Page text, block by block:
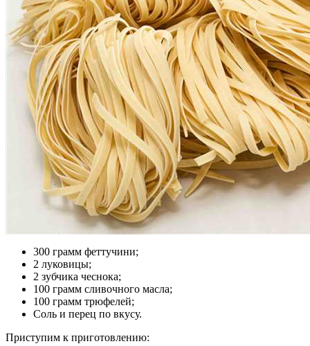
300 грамм феттучини;
2 луковицы;
2 зубчика чеснока;
100 грамм сливочного масла;
100 грамм трюфелей;
Соль и перец по вкусу.
Приступим к приготовлению: